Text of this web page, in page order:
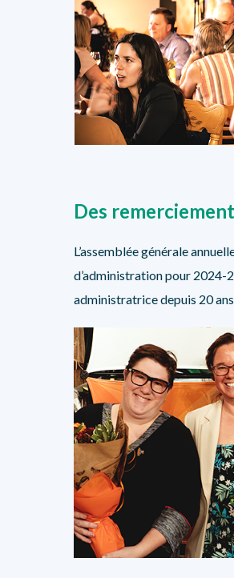
Des
L’assemblée générale
d’administration pour 2024-
administratrice depuis 20